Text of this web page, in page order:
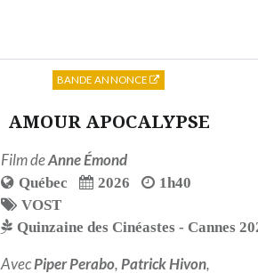
AMOUR APOCALYPSE
Film deAnne Émond
Québec 2026
1h40
VOST
Quinzaine des Cinéastes - Cannes
AvecPiper Perabo,Patrick Hivon,
BANDE ANNONCE